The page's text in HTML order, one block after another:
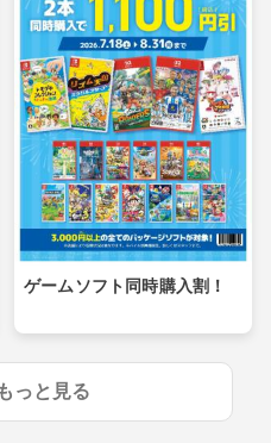
ゲームソフト同時購入割！
っと見る